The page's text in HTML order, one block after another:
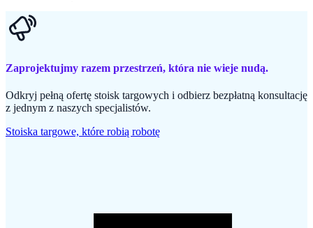
Zaprojektujmy razem przestrzeń, która nie wieje nudą.
Odkryj pełną ofertę stoisk targowych i odbierz bezpłatną konsultację
z jednym z naszych specjalistów.
Stoiska targowe, które robią robotę